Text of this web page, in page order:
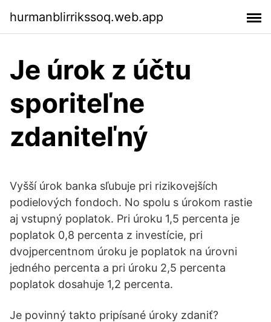
hurmanblirrikssoq.web.app
Je úrok z účtu
sporiteľne
zdaniteľný
Vyšší úrok banka sľubuje pri rizikovejších
podielových fondoch. No spolu s úrokom rastie
aj vstupný poplatok. Pri úroku 1,5 percenta je
poplatok 0,8 percenta z investície, pri
dvojpercentnom úroku je poplatok na úrovni
jedného percenta a pri úroku 2,5 percenta
poplatok dosahuje 1,2 percenta.
Je povinný takto pripísané úroky zdaniť?